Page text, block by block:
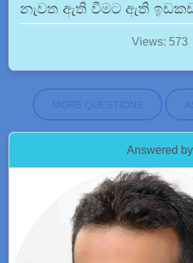
නැවත ඇති වීමට ඇති
Views: 573
MORE QUESTIONS
Answered by